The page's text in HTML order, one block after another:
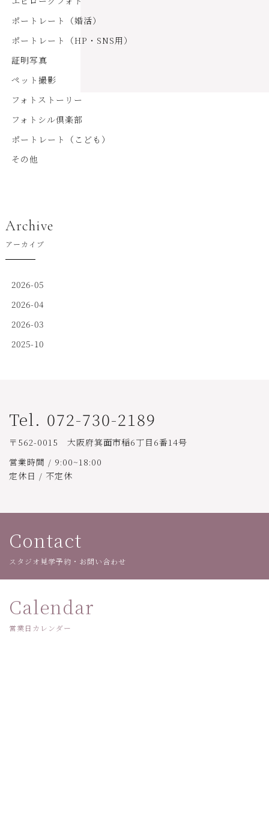
ポートレート（婚活）
ポートレート（HP・SNS用）
証明写真
ペット撮影
フォトストーリー
フォトシル倶楽部
ポートレート（こども）
その他
Archive
アーカイブ
2026-05
2026-04
2026-03
2025-10
Tel. 072-730-2189
〒562-0015 大阪府箕面市稲6丁目6番14号
営業時間 / 9:00~18:00
定休日 / 不定休
Contact
スタジオ見学予約・お問い合わせ
Calendar
営業日カレンダー